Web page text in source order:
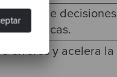
toma de decisiones
prácticas.
errores y acelera la